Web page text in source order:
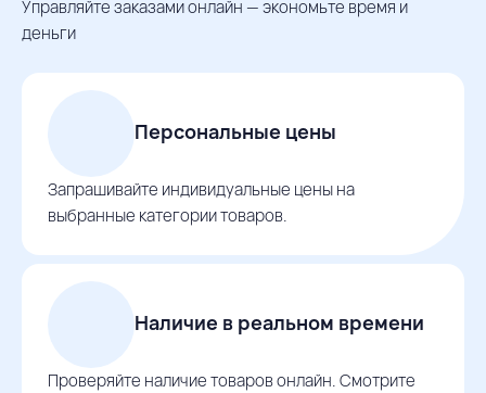
Управляйте заказами онлайн — экономьте время и
деньги
Персональные цены
Запрашивайте индивидуальные цены на
выбранные категории товаров.
Наличие в реальном времени
Проверяйте наличие товаров онлайн. Смотрите